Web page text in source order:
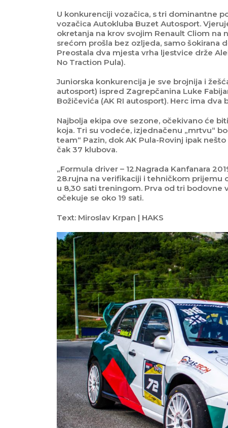
U konkurenciji vozačica, s tri dominantne
vozačica Autokluba Buzet Autosport.
okretanja na krov svojim Renault Cliom
srećom prošla bez ozljeda, samo šokirana
Preostala dva mjesta vrha ljestvice drže
No Traction Pula).
Juniorska konkurencija je sve brojnija i
autosport) ispred Zagrepčanina Luke
Božičevića (AK RI autosport). Herc ima
Najbolja ekipa ove sezone, očekivano će
koja. Tri su vodeće, izjednačenu „mrtvu“
team“ Pazin, dok AK Pula-Rovinj ipak
čak 37 klubova.
„Formula driver – 12.Nagrada Kanfanara
28.rujna na verifikaciji i tehničkom prijemu
u 8,30 sati treningom. Prva od tri bodovne
očekuje se oko 19 sati.
Text: Miroslav Krpan | HAKS